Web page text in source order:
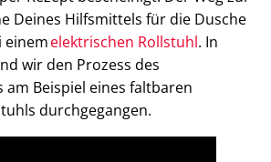
Deines Hilfsmittels für die Dusche
einemelektrischen Rollstuhl. In
wir den Prozess des
Beispiel eines faltbaren
durchgegangen.